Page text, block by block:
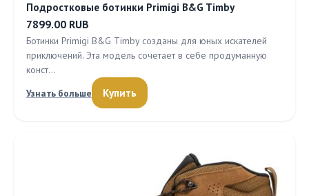
Подростковые ботинки Primigi B&G Timby
7899.00 RUB
Ботинки Primigi B&G Timby созданы для юных искателей
приключений. Эта модель сочетает в себе продуманную
конст…
Узнать больше
Купить